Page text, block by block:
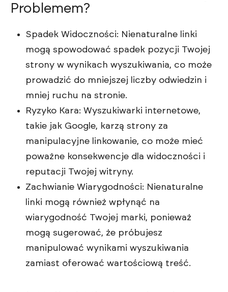
Problemem?
Spadek Widoczności: Nienaturalne linki
mogą spowodować spadek pozycji Twojej
strony w wynikach wyszukiwania, co może
prowadzić do mniejszej liczby odwiedzin i
mniej ruchu na stronie.
Ryzyko Kara: Wyszukiwarki internetowe,
takie jak Google, karzą strony za
manipulacyjne linkowanie, co może mieć
poważne konsekwencje dla widoczności i
reputacji Twojej witryny.
Zachwianie Wiarygodności: Nienaturalne
linki mogą również wpłynąć na
wiarygodność Twojej marki, ponieważ
mogą sugerować, że próbujesz
manipulować wynikami wyszukiwania
zamiast oferować wartościową treść.